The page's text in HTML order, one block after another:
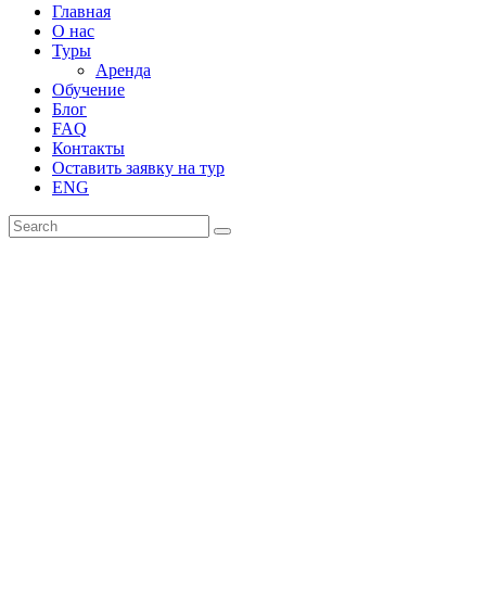
Главная
О нас
Туры
Аренда
Обучение
Блог
FAQ
Контакты
Оставить заявку на тур
ENG